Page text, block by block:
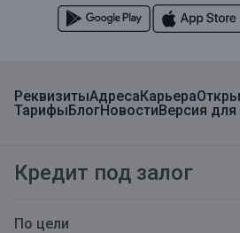
РеквизитыАдресаКарьера
ТарифыБлогНовостиВерсия
Кредит под залог
По цели